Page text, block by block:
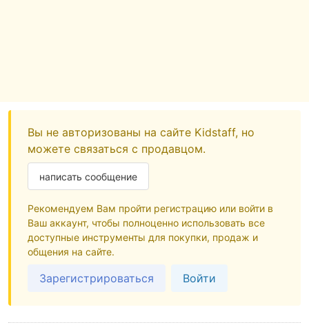
Вы не авторизованы на сайте Kidstaff, но
можете связаться с продавцом.
написать сообщение
Рекомендуем Вам пройти регистрацию или войти в
Ваш аккаунт, чтобы полноценно использовать все
доступные инструменты для покупки, продаж и
общения на сайте.
Зарегистрироваться Войти